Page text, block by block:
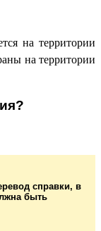
на территории
на территории
справки, в
быть